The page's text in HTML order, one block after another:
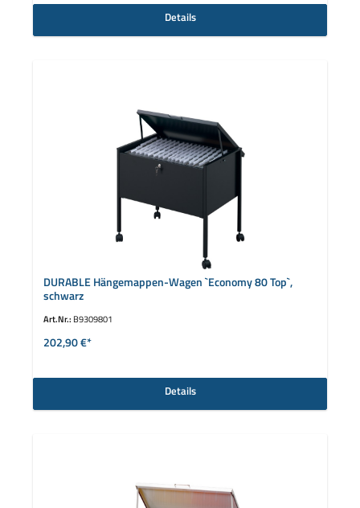
Details
DURABLE Hängemappen-Wagen `Economy 80 Top`,
schwarz
Art.Nr.: B9309801
202,90 €*
Details